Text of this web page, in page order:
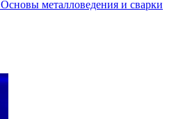
Основы металловедения и сварки